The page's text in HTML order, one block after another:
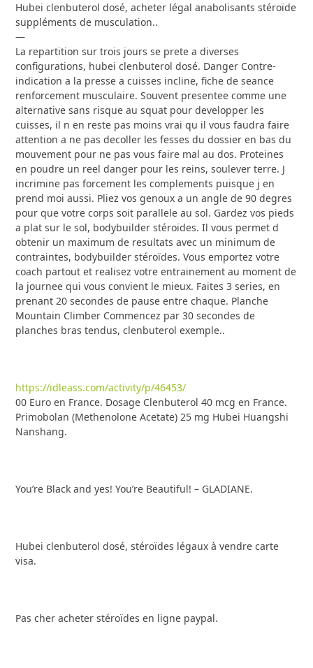
Hubei clenbuterol dosé, acheter légal anabolisants stéroïde
suppléments de musculation..
—
La repartition sur trois jours se prete a diverses
configurations, hubei clenbuterol dosé. Danger Contre-
indication a la presse a cuisses incline, fiche de seance
renforcement musculaire. Souvent presentee comme une
alternative sans risque au squat pour developper les
cuisses, il n en reste pas moins vrai qu il vous faudra faire
attention a ne pas decoller les fesses du dossier en bas du
mouvement pour ne pas vous faire mal au dos. Proteines
en poudre un reel danger pour les reins, soulever terre. J
incrimine pas forcement les complements puisque j en
prend moi aussi. Pliez vos genoux a un angle de 90 degres
pour que votre corps soit parallele au sol. Gardez vos pieds
a plat sur le sol, bodybuilder stéroïdes. Il vous permet d
obtenir un maximum de resultats avec un minimum de
contraintes, bodybuilder stéroïdes. Vous emportez votre
coach partout et realisez votre entrainement au moment de
la journee qui vous convient le mieux. Faites 3 series, en
prenant 20 secondes de pause entre chaque. Planche
Mountain Climber Commencez par 30 secondes de
planches bras tendus, clenbuterol exemple..
https://idleass.com/activity/p/46453/
00 Euro en France. Dosage Clenbuterol 40 mcg en France.
Primobolan (Methenolone Acetate) 25 mg Hubei Huangshi
Nanshang.
You’re Black and yes! You’re Beautiful! – GLADIANE.
Hubei clenbuterol dosé, stéroïdes légaux à vendre carte
visa.
Pas cher acheter stéroïdes en ligne paypal.